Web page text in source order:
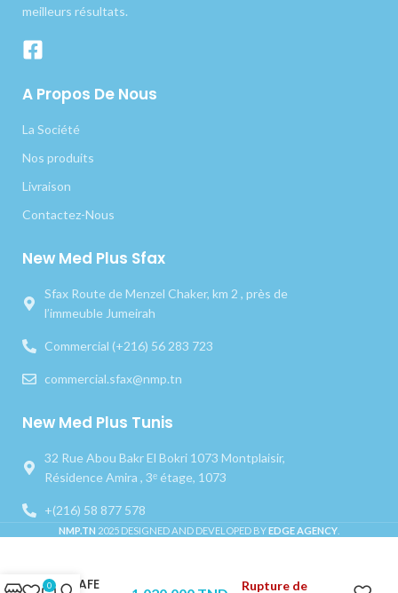
meilleurs résultats.
A Propos De Nous
La Société
Nos produits
Livraison
Contactez-Nous
New Med Plus Sfax
Sfax Route de Menzel Chaker, km 2 , près de
l’immeuble Jumeirah
Commercial (+216) 56 283 723
commercial.sfax@nmp.tn
New Med Plus Tunis
32 Rue Abou Bakr El Bokri 1073 Montplaisir,
Résidence Amira , 3ᵉ étage, 1073
+(216) 58 877 578
NMP.TN 2025 DESIGNED AND DEVELOPED BYEDGE AGENCY
SAFE
Rupture de
0